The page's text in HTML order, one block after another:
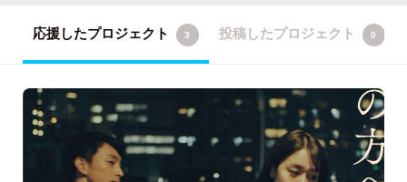
応援したプロジェクト 3 投稿したプロジェクト 0